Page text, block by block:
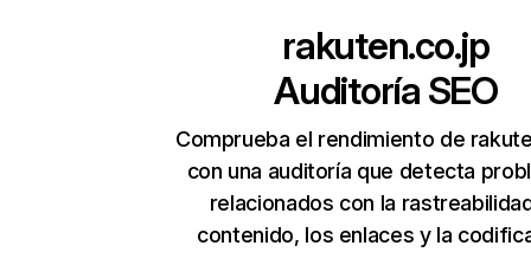
rakuten.co.jp
Auditoría SEO
Comprueba el rendimiento de
con una auditoría que detecta
relacionados con la
contenido, los enlaces y la